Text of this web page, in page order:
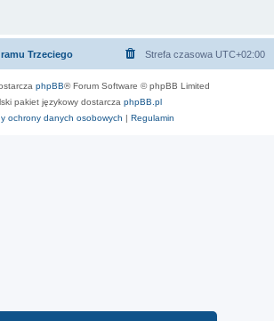
Trzeciego Strefa czasowa UTC+02:00
phpBB® Forum Software © phpBB Limited
pakiet językowy dostarcza phpBB.pl
ochrony danych osobowych | Regulamin